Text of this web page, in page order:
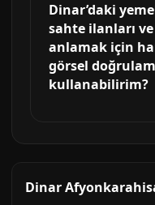
Dinar’daki
sahte ilanları ve
anlamak için
görsel
kullanabilirim?
Dinar